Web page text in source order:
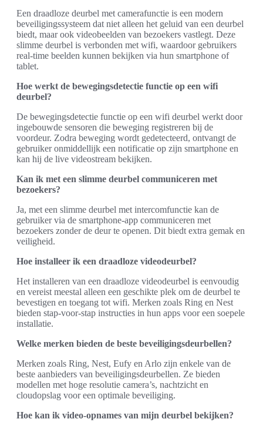
Een draadloze deurbel met camerafunctie is een modern
beveiligingssysteem dat niet alleen het geluid van een deurbel
biedt, maar ook videobeelden van bezoekers vastlegt. Deze
slimme deurbel is verbonden met wifi, waardoor gebruikers
real-time beelden kunnen bekijken via hun smartphone of
tablet.
Hoe werkt de bewegingsdetectie functie op een wifi
deurbel?
De bewegingsdetectie functie op een wifi deurbel werkt door
ingebouwde sensoren die beweging registreren bij de
voordeur. Zodra beweging wordt gedetecteerd, ontvangt de
gebruiker onmiddellijk een notificatie op zijn smartphone en
kan hij de live videostream bekijken.
Kan ik met een slimme deurbel communiceren met
bezoekers?
Ja, met een slimme deurbel met intercomfunctie kan de
gebruiker via de smartphone-app communiceren met
bezoekers zonder de deur te openen. Dit biedt extra gemak en
veiligheid.
Hoe installeer ik een draadloze videodeurbel?
Het installeren van een draadloze videodeurbel is eenvoudig
en vereist meestal alleen een geschikte plek om de deurbel te
bevestigen en toegang tot wifi. Merken zoals Ring en Nest
bieden stap-voor-stap instructies in hun apps voor een soepele
installatie.
Welke merken bieden de beste beveiligingsdeurbellen?
Merken zoals Ring, Nest, Eufy en Arlo zijn enkele van de
beste aanbieders van beveiligingsdeurbellen. Ze bieden
modellen met hoge resolutie camera’s, nachtzicht en
cloudopslag voor een optimale beveiliging.
Hoe kan ik video-opnames van mijn deurbel bekijken?